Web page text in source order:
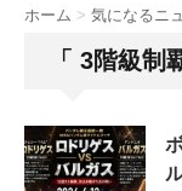
ホーム > 気になるニ
「 3階級制